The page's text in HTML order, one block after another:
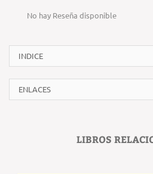
No hay Reseña disponible
INDICE
ENLACES
LIBROS